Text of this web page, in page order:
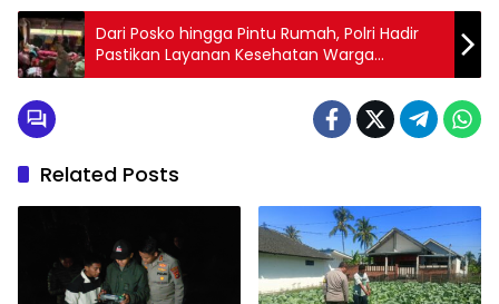
Dari Posko hingga Pintu Rumah, Polri Hadir
Pastikan Layanan Kesehatan Warga
Terdampak Bencana di Kala Segi Aceh
Related Posts